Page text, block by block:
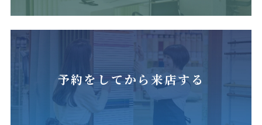
予約をしてから来店する